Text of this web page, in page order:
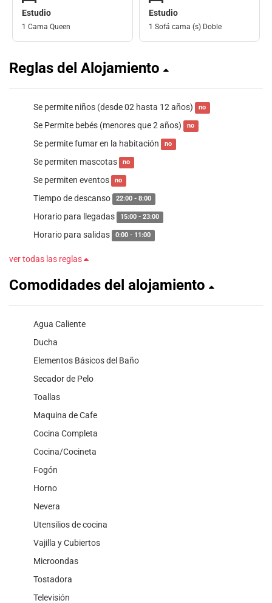
Estudio
1 Cama Queen
Estudio
1 Sofá cama (s) Doble
Reglas del Alojamiento
Se permite niños (desde 02 hasta 12 años) no
Se Permite bebés (menores que 2 años) no
Se permite fumar en la habitación no
Se permiten mascotas no
Se permiten eventos no
Tiempo de descanso 22:00 - 8:00
Horario para llegadas 15:00 - 23:00
Horario para salidas 0:00 - 11:00
ver todas las reglas
Comodidades del alojamiento
Agua Caliente
Ducha
Elementos Básicos del Baño
Secador de Pelo
Toallas
Maquina de Cafe
Cocina Completa
Cocina/Cocineta
Fogón
Horno
Nevera
Utensilios de cocina
Vajilla y Cubiertos
Microondas
Tostadora
Televisión